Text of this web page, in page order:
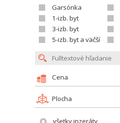
Garsónka
1-izb. byt
3-izb. byt
5-izb. byt a väčší
Cena
Plocha
všetky inzeráty